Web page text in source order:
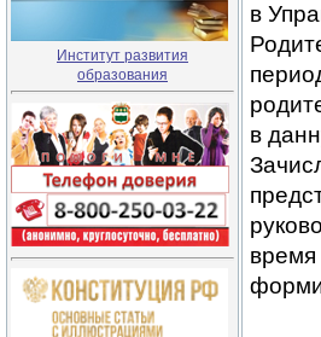
Институт развития
образования
в
в